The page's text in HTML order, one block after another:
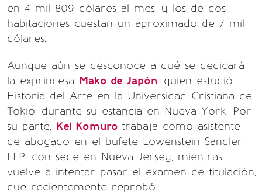
en 4 mil 809 dólares al mes, y los de dos
habitaciones cuestan un aproximado de 7 mil
dólares.
Aunque aún se desconoce a qué se dedicará
la exprincesa Mako de Japón, quien estudió
Historia del Arte en la Universidad Cristiana de
Tokio, durante su estancia en Nueva York. Por
su parte, Kei Komuro trabaja como asistente
de abogado en el bufete Lowenstein Sandler
LLP, con sede en Nueva Jersey, mientras
vuelve a intentar pasar el examen de titulación,
que recientemente reprobó.